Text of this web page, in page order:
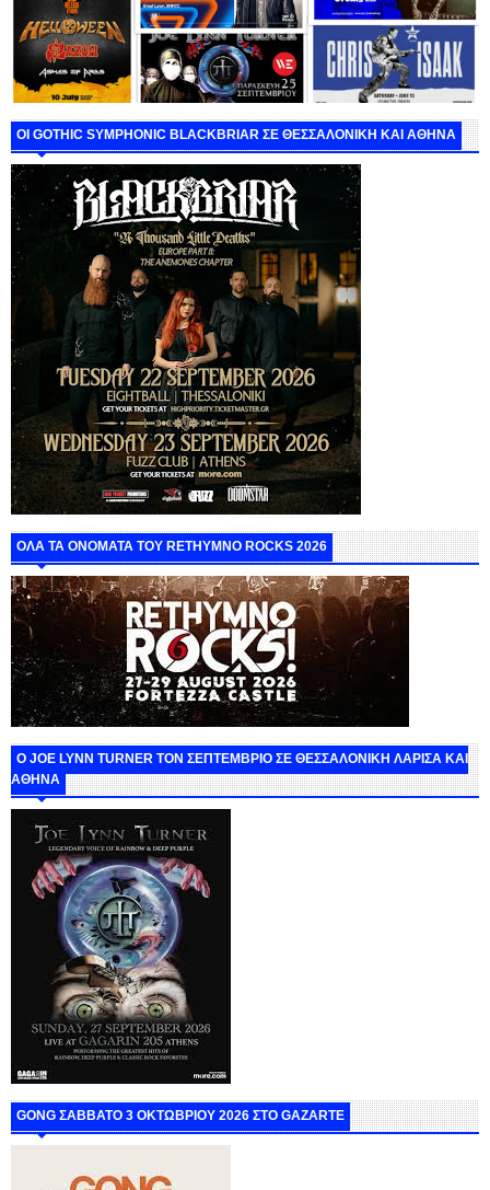
ΟΙ GOTHIC SYMPHONIC BLACKBRIAR ΣΕ ΘΕΣΣΑΛΟΝΙΚΗ ΚΑΙ ΑΘΗΝΑ
ΟΛΑ ΤΑ ΟΝΟΜΑΤΑ ΤΟΥ RETHYMNO ROCKS 2026
O JOE LYNN TURNER ΤΟΝ ΣΕΠΤΕΜΒΡΙΟ ΣΕ ΘΕΣΣΑΛΟΝΙΚΗ ΛΑΡΙΣΑ ΚΑΙ
ΑΘΗΝΑ
GONG ΣΑΒΒΑΤΟ 3 ΟΚΤΩΒΡΙΟΥ 2026 ΣΤΟ GAZARTE